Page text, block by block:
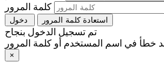
كلمة المرور
استعادة كلمة المرور
تم تسجيل الدخول بنجاح
×